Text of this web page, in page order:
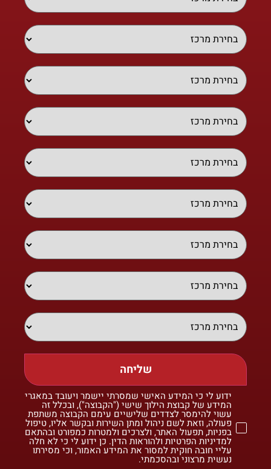
שליחה
ידוע לי כי המידע האישי שמסרתי יישמר ויעובד במאגרי
המידע של קבוצת הילוך שישי ("הקבוצה"), ובכלל זה
עשוי להימסר לצדדים שלישיים עימם הקבוצה משתפת
פעולה, וזאת לשם ניהול ומתן השירות ובקשר אליו, טיפול
בפניות, תפעול האתר, ולצרכים ולמטרות כמפורט ובהתאם
למדיניות הפרטיות ולהוראות הדין. כן ידוע לי כי לא חלה
עליי חובה חוקית למסור את המידע האמור, וכי מסירתו
נעשית מרצוני ובהסכמתי.